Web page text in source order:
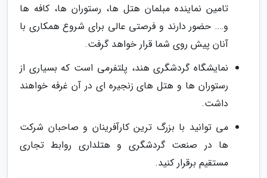
تامین نماینده مبلمان هتل ها، رستوران ها، کافه ها
و…. حضور دارند و فرصتی عالی برای شروع همکاری با
آنان پیش روی شما قرار خواهد گرفت.
نمایشگاه گردشگری هند، پلتفرمی است که بسیاری از
رستوران ها و هتل های زنجیره ای در آن غرفه خواهند
داشت.
می توانید با بزرگ ترین کارآفرینان و صاحبان شرکت
ها در صنعت گردشگری و هتلداری روابط تجاری
مستقیم برقرار کنید.